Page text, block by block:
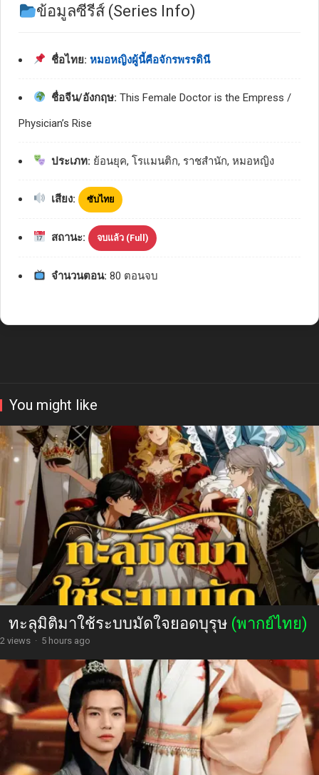
ข้อมูลซีรีส์ (Series Info)
ชื่อไทย: หมอหญิงผู้นี้คือจักรพรรดินี
ชื่อจีน/อังกฤษ: This Female Doctor is the Empress /
Physician’s Rise
ประเภท: ย้อนยุค, โรแมนติก, ราชสำนัก, หมอหญิง
เสียง: ซับไทย
สถานะ: จบแล้ว (Full)
จำนวนตอน: 80 ตอนจบ
You might like
ทะลุมิติมาใช้ระบบมัดใจยอดบุรุษ (พากย์ไทย)
2 views · 5 hours ago